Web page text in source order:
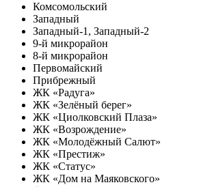
Комсомольский
Западный
Западный-1, Западный-2
9-й микрорайон
8-й микрорайон
Первомайский
Прибрежный
ЖК «Радуга»
ЖК «Зелёный берег»
ЖК «Циолковский Плаза»
ЖК «Возрождение»
ЖК «Молодёжный Салют»
ЖК «Престиж»
ЖК «Статус»
ЖК «Дом на Маяковского»